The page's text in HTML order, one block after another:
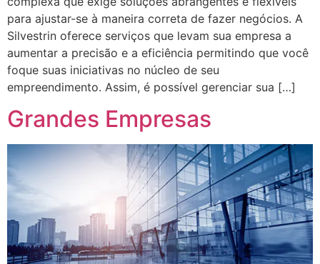
para ajustar-se à maneira correta de fazer negócios. A
Silvestrin oferece serviços que levam sua empresa a
aumentar a precisão e a eficiência permitindo que você
foque suas iniciativas no núcleo de seu
empreendimento. Assim, é possível gerenciar sua […]
Grandes Empresas